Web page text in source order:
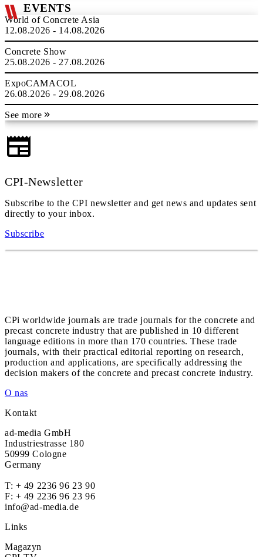
EVENTS
World of Concrete Asia
12.08.2026 - 14.08.2026
Concrete Show
25.08.2026 - 27.08.2026
ExpoCAMACOL
26.08.2026 - 29.08.2026
See more
CPI-Newsletter
Subscribe to the CPI newsletter and get news and updates sent
directly to your inbox.
Subscribe
CPi worldwide journals are trade journals for the concrete and
precast concrete industry that are published in 10 different
language editions in more than 170 countries. These trade
journals, with their practical editorial reporting on research,
production and applications, are specifically addressing the
decision makers of the concrete and precast concrete industry.
O nas
Kontakt
ad-media GmbH
Industriestrasse 180
50999 Cologne
Germany
T: + 49 2236 96 23 90
F: + 49 2236 96 23 96
info@ad-media.de
Links
Magazyn